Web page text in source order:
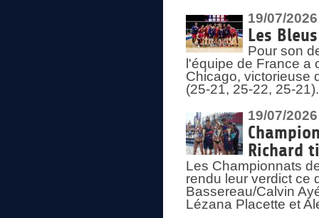
19/07/2026
Les
Pour son
l'équipe de France a
Chicago, victorieuse
(25-21, 25-22, 25-
19/07/2026
Richard
Les Championnats
rendu leur verdict ce
Bassereau/Calvin
Lézana Placette et